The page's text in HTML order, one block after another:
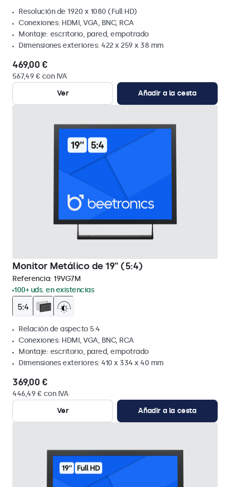
Resolución de 1920 x 1080 (Full HD)
Conexiones: HDMI, VGA, BNC, RCA
Montaje: escritorio, pared, empotrado
Dimensiones exteriores: 422 x 259 x 38 mm
469,00 €
567,49 € con IVA
Ver
Añadir a la cesta
Monitor Metálico de 19" (5:4)
Referencia: 19VG7M
100+ uds. en existencias
Relación de aspecto 5:4
Conexiones: HDMI, VGA, BNC, RCA
Montaje: escritorio, pared, empotrado
Dimensiones exteriores: 410 x 334 x 40 mm
369,00 €
446,49 € con IVA
Ver
Añadir a la cesta